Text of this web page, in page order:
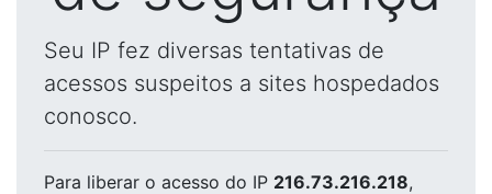
Seu IP fez diversas tentativas de
acessos suspeitos a sites hospedados
conosco.
Para liberar o acesso do IP 216.73.216.218,